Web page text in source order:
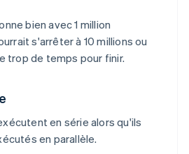
bien avec 1 million
s'arrêter à 10 millions ou
trop de temps pour finir.
en série alors qu'ils
en parallèle.